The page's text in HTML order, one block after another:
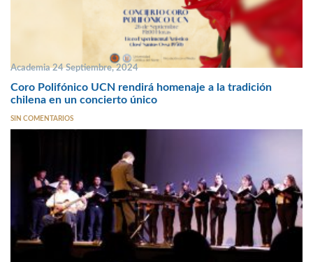
Academia 24 Septiembre, 2024
Coro Polifónico UCN rendirá homenaje a la tradición
chilena en un concierto único
SIN COMENTARIOS